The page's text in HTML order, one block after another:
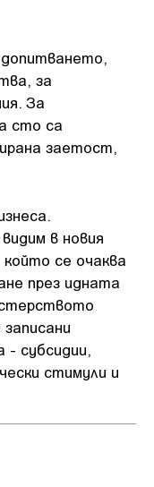
за
За
сто са
заетост,
в новия
се очаква
през идната
- субсидии,
стимули и